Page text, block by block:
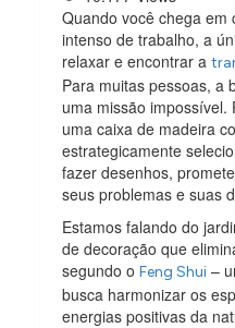
Quando você chega em
intenso de trabalho, a
relaxar e encontrar a
Para muitas pessoas, a
uma missão
uma caixa de madeira
estrategicamente
fazer desenhos,
seus problemas e suas
Estamos falando do
de decoração que
segundo oFeng Shui –
busca harmonizar os
energias positivas da